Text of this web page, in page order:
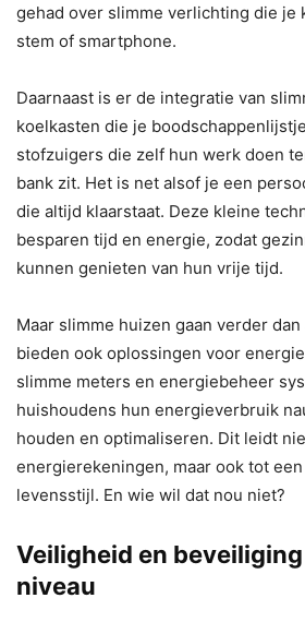
gehad over slimme verlichting die je
stem of smartphone.
Daarnaast is er de integratie van
koelkasten die je
stofzuigers die zelf hun werk doen
bank zit. Het is net alsof je een
die altijd klaarstaat. Deze kleine
besparen tijd en energie, zodat
kunnen genieten van hun vrije tijd.
Maar slimme huizen gaan verder
bieden ook oplossingen voor
slimme meters en energiebeheer
huishoudens hun energieverbruik
houden en optimaliseren. Dit leidt
energierekeningen, maar ook tot
levensstijl. En wie wil dat nou niet?
Veiligheid en
niveau